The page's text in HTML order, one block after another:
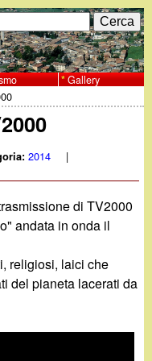
Gallery
2014 |
di TV2000
andata in onda il
religiosi, laici che
del pianeta lacerati da